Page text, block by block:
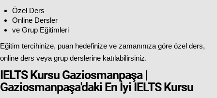
Özel Ders
Online Dersler
ve Grup Eğitimleri
Eğitim tercihinize, puan hedefinize ve zamanınıza göre özel ders,
online ders veya grup derslerine katılabilirsiniz.
IELTS Kursu Gaziosmanpaşa |
Gaziosmanpaşa'daki En İyi IELTS Kursu